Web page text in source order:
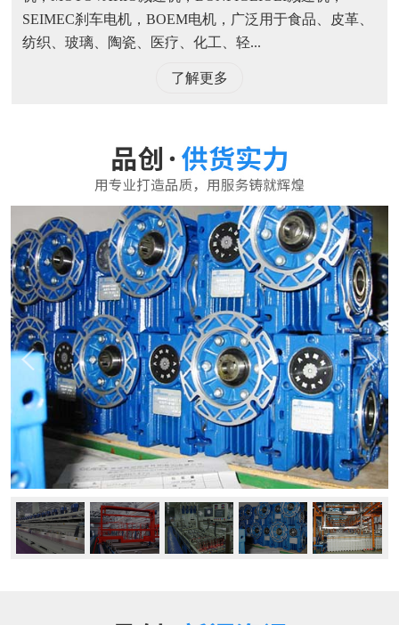
公司动态 行业资讯 常见问题